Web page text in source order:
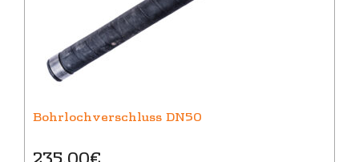
Bohrlochverschluss DN50
235,00€